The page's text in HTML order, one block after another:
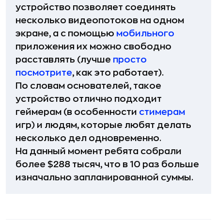
устройство позволяет соединять
несколько видеопотоков на одном
экране, а с помощью мобильного
приложения их можно свободно
расставлять (лучше просто
посмотрите, как это работает).
По словам основателей, такое
устройство отлично подходит
геймерам (в особенности стимерам
игр) и людям, которые любят делать
несколько дел одновременно.
На данный момент ребята собрали
более $288 тысяч, что в 10 раз больше
изначально запланированной суммы.